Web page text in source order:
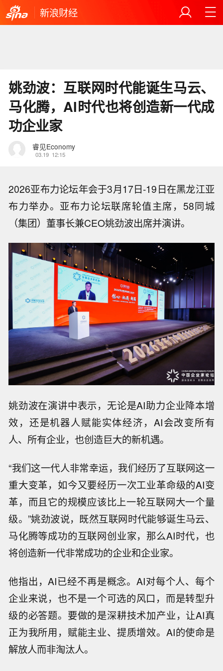
新浪财经
姚劲波：互联网时代能诞生马云、
马化腾，AI时代也将创造新一代成
功企业家
睿见Economy
03.19 12:15
2026亚布力论坛年会于3月17日-19日在黑龙江亚
布力举办。亚布力论坛联席轮值主席，58同城
（集团）董事长兼CEO姚劲波出席并演讲。
姚劲波在演讲中表示，无论是AI助力企业降本增
效，还是机器人赋能实体经济，AI会改变所有
人、所有企业，也创造巨大的新机遇。
“我们这一代人非常幸运，我们经历了互联网这一
重大变革，如今又要经历一次工业革命级的AI变
革，而且它的规模应该比上一轮互联网大一个量
级。”姚劲波说，既然互联网时代能够诞生马云、
马化腾等成功的互联网创业家，那么AI时代，也
将创造新一代非常成功的企业和企业家。
他指出，AI已经不再是概念。AI对每个人、每个
企业来说，也不是一个可选的风口，而是转型升
级的必答题。要做的是深耕技术加产业，让AI真
正为我所用，赋能主业、提质增效。AI的使命是
解放人而非淘汰人。